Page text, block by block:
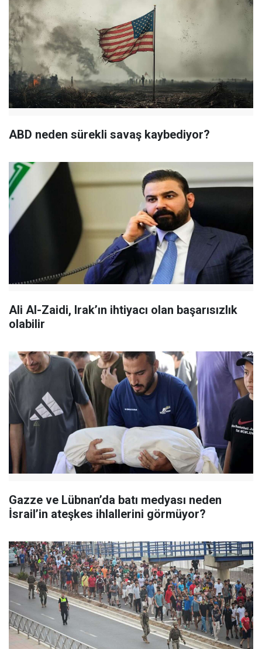
ABD neden sürekli savaş kaybediyor?
Ali Al-Zaidi, Irak’ın ihtiyacı olan başarısızlık
olabilir
Gazze ve Lübnan’da batı medyası neden
İsrail’in ateşkes ihlallerini görmüyor?